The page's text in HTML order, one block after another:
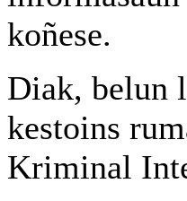
koñese.
Diak, belun
kestoins
Kriminal